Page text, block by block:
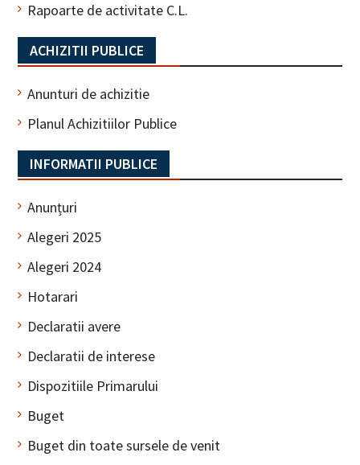
Rapoarte de activitate C.L.
ACHIZITII PUBLICE
Anunturi de achizitie
Planul Achizitiilor Publice
INFORMATII PUBLICE
Anunțuri
Alegeri 2025
Alegeri 2024
Hotarari
Declaratii avere
Declaratii de interese
Dispozitiile Primarului
Buget
Buget din toate sursele de venit